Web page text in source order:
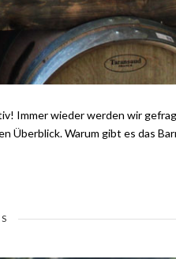
Immer wieder werden wir
Überblick. Warum gibt es das